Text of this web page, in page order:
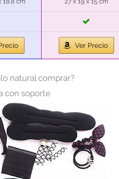
Ver Precio
natural comprar?
con soporte